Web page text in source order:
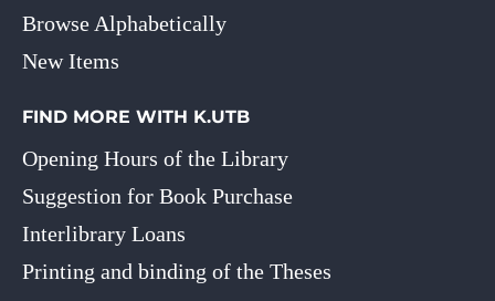
Browse Alphabetically
New Items
FIND MORE WITH K.UTB
Opening Hours of the Library
Suggestion for Book Purchase
Interlibrary Loans
Printing and binding of the Theses